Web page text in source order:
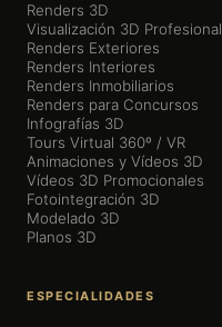
Renders 3D
Visualización 3D Profesional
Renders Exteriores
Renders Interiores
Renders Inmobiliarios
Renders para Concursos
Infografías 3D
Tours Virtual 360º / VR
Animaciones y Vídeos 3D
Vídeos 3D Promocionales
Fotointegración 3D
Modelado 3D
Planos 3D
ESPECIALIDADES